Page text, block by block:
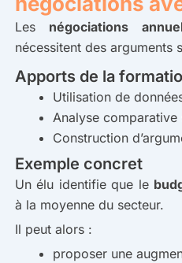
Les négociations
nécessitent des arguments
Apports de la
Utilisation de
Analyse comparative
Construction
Exemple concret
Un élu identifie que le
à la moyenne du secteur.
Il peut alors :
proposer une